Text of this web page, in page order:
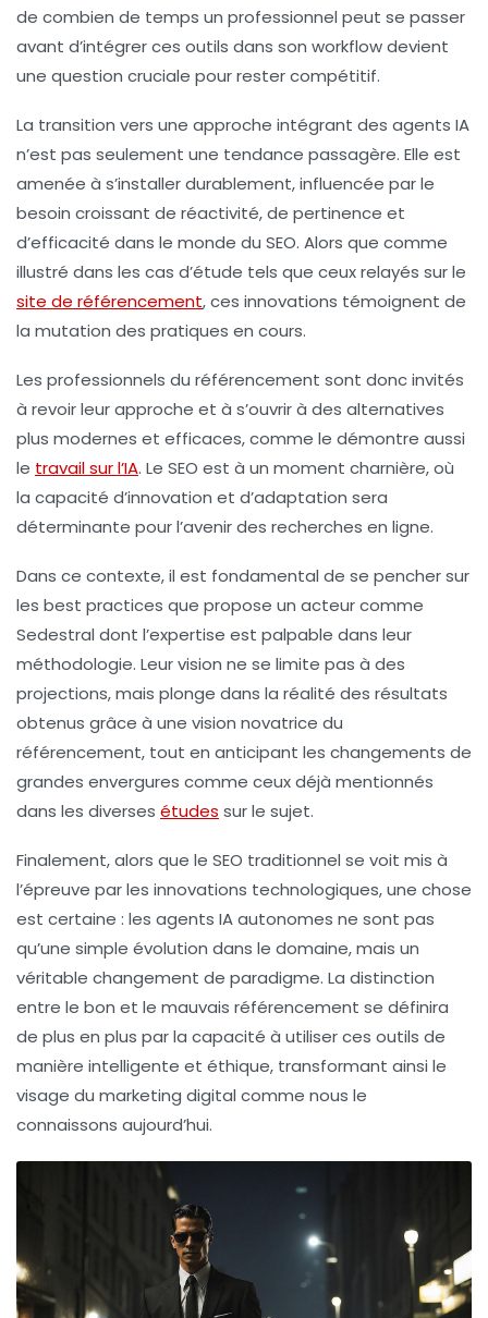
de combien de temps un professionnel peut se passer
avant d’intégrer ces outils dans son workflow devient
une question cruciale pour rester compétitif.
La transition vers une approche intégrant des agents IA
n’est pas seulement une tendance passagère. Elle est
amenée à s’installer durablement, influencée par le
besoin croissant de réactivité, de pertinence et
d’efficacité dans le monde du SEO. Alors que comme
illustré dans les cas d’étude tels que ceux relayés sur le
site de référencement, ces innovations témoignent de
la mutation des pratiques en cours.
Les professionnels du référencement sont donc invités
à revoir leur approche et à s’ouvrir à des alternatives
plus modernes et efficaces, comme le démontre aussi
le travail sur l’IA. Le SEO est à un moment charnière, où
la capacité d’innovation et d’adaptation sera
déterminante pour l’avenir des recherches en ligne.
Dans ce contexte, il est fondamental de se pencher sur
les best practices que propose un acteur comme
Sedestral dont l’expertise est palpable dans leur
méthodologie. Leur vision ne se limite pas à des
projections, mais plonge dans la réalité des résultats
obtenus grâce à une vision novatrice du
référencement, tout en anticipant les changements de
grandes envergures comme ceux déjà mentionnés
dans les diverses études sur le sujet.
Finalement, alors que le SEO traditionnel se voit mis à
l’épreuve par les innovations technologiques, une chose
est certaine : les agents IA autonomes ne sont pas
qu’une simple évolution dans le domaine, mais un
véritable changement de paradigme. La distinction
entre le bon et le mauvais référencement se définira
de plus en plus par la capacité à utiliser ces outils de
manière intelligente et éthique, transformant ainsi le
visage du marketing digital comme nous le
connaissons aujourd’hui.